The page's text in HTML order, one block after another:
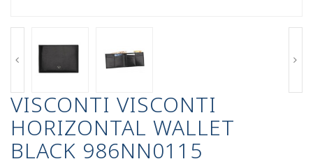
VISCONTI VISCONTI
HORIZONTAL WALLET
BLACK 986NN0115